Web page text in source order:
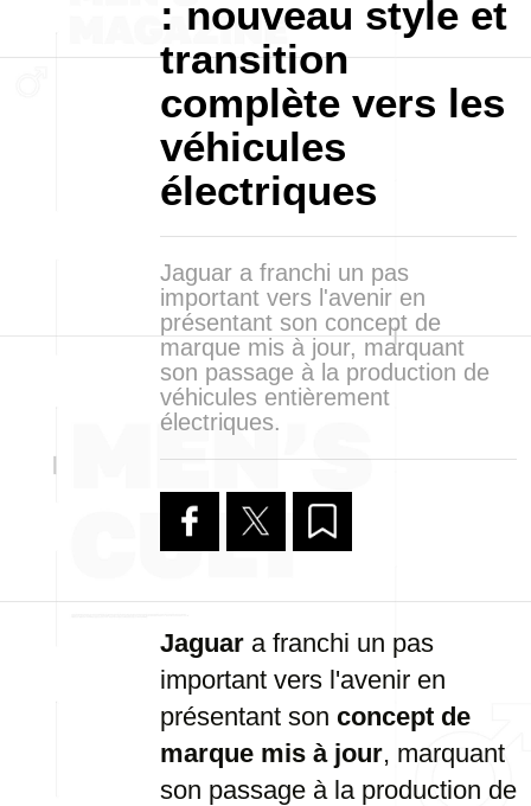
: nouveau style et
transition
complète vers les
véhicules
électriques
Jaguar a franchi un pas
important vers l'avenir en
présentant son concept de
marque mis à jour, marquant
son passage à la production de
véhicules entièrement
électriques.
Jaguar a franchi un pas
important vers l'avenir en
présentant son concept de
marque mis à jour, marquant
son passage à la production de